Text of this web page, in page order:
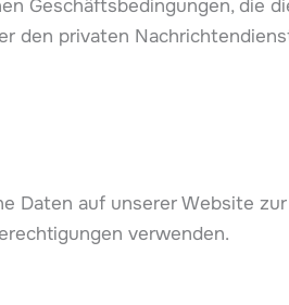
Geschäftsbedingungen, die
den privaten
Daten auf unserer Website
verwenden.